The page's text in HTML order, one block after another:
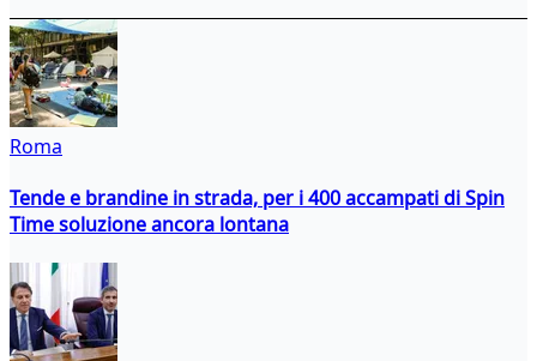
Roma
Tende e brandine in strada, per i 400 accampati di Spin
Time soluzione ancora lontana